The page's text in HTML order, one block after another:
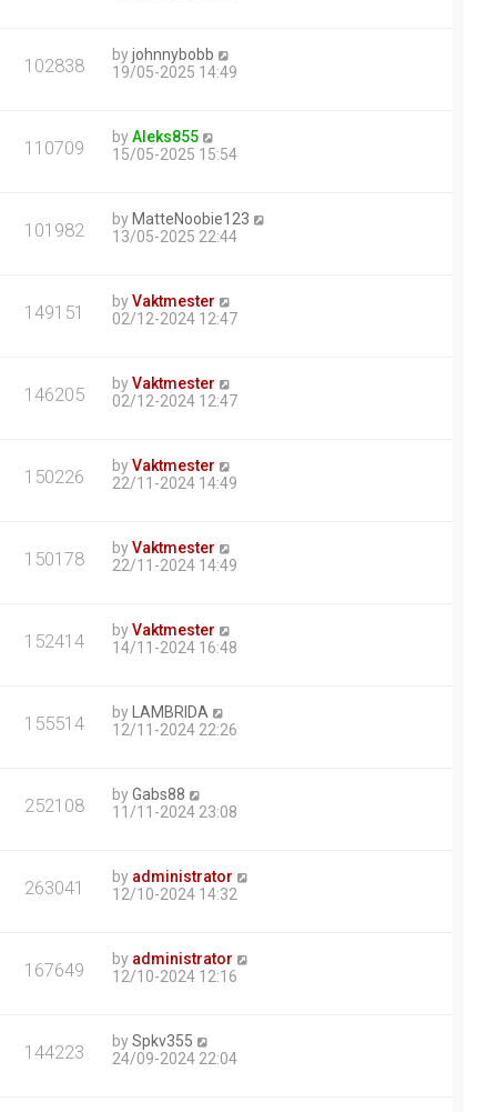
102838 byjohnnybobb
19/05-2025 14:49
110709 byAleks855
15/05-2025 15:54
101982 by MatteNoobie123
13/05-2025 22:44
149151 byVaktmester
02/12-2024 12:47
146205 byVaktmester
02/12-2024 12:47
150226 byVaktmester
22/11-2024 14:49
150178 byVaktmester
22/11-2024 14:49
152414 byVaktmester
14/11-2024 16:48
155514 by
LAMBRIDA
12/11-2024 22:26
252108 byGabs88
11/11-2024 23:08
263041 by administrator
12/10-2024 14:32
167649 by administrator
12/10-2024 12:16
144223 bySpkv355
24/09-2024 22:04